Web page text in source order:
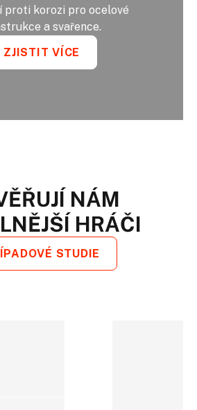
proti korozi pro ocelové
a svařence.
ZJISTIT VÍCE
NÁM
HRÁČI
STUDIE